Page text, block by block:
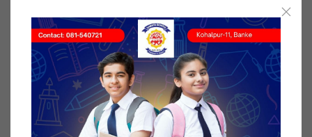
निगमले जारी गरेको सूचनामा उल्लेख छ।
योसँगै पेट्रोलको मूल्य १२१ रुपैयाँ प्रतिलिटर पुगेको छ भने
डिजेल र मट्टीतेलको मूल्य १०४ रुपैयाँ प्रतिलिटर कायम
भएको छ।